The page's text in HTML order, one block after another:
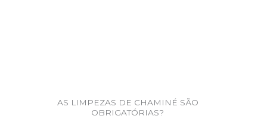
AS LIMPEZAS DE CHAMINÉ SÃO
OBRIGATÓRIAS?